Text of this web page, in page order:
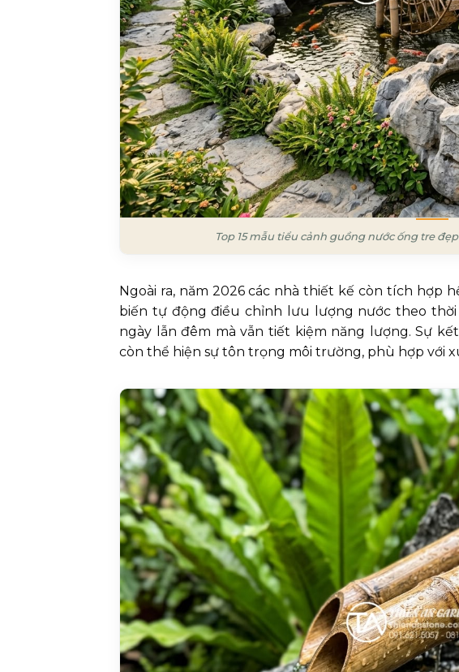
Top 15 mẫu tiểu cảnh guồng nước ống tre
Ngoài ra, năm 2026 các nhà thiết kế còn tích hợp
biến tự động điều chỉnh lưu lượng nước theo
ngày lẫn đêm mà vẫn tiết kiệm năng lượng. Sự
còn thể hiện sự tôn trọng môi trường, phù hợp với